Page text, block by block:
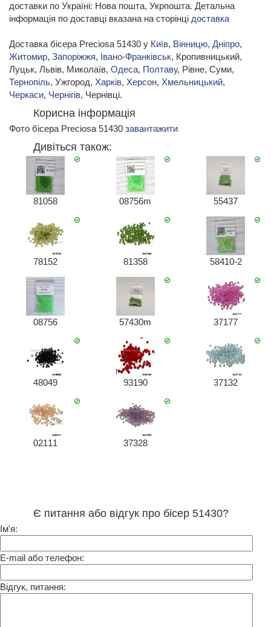
доставки по Україні: Нова пошта, Укрпошта. Детальна
інформація по доставці вказана на сторінці доставка
Доставка бісера Preciosa 51430 у Київ, Вінницю, Дніпро,
Житомир, Запоріжжя, Івано-Франківськ, Кропивницький,
Луцьк, Львів, Миколаїв, Одеса, Полтаву, Рівне, Суми,
Тернопіль, Ужгород, Харків, Херсон, Хмельницький,
Черкаси, Чернігів, Чернівці.
Корисна інформація
Фото бісера Preciosa 51430 завантажити
Дивіться також:
81058 08756m 55437
78152 81358 58410-2
08756 57430m 37177
48049 93190 37132
02111 37328
Є питання або відгук про бісер 51430?
Ім'я:
E-mail або телефон:
Відгук, питання: